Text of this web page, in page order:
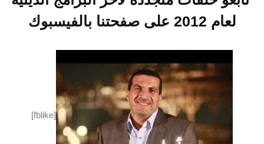
لعام 2012 على صفحتنا بالفيسبوك
[fblike]